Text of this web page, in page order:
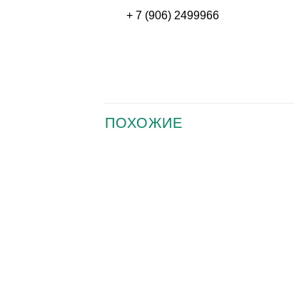
+ 7 (906) 2499966
ПОХОЖИЕ